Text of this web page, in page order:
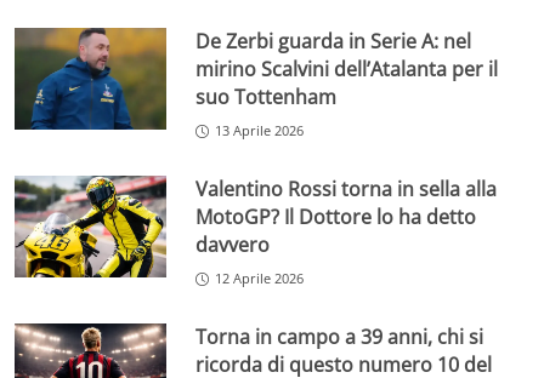
De Zerbi guarda in Serie A: nel
mirino Scalvini dell’Atalanta per il
suo Tottenham
13 Aprile 2026
Valentino Rossi torna in sella alla
MotoGP? Il Dottore lo ha detto
davvero
12 Aprile 2026
Torna in campo a 39 anni, chi si
ricorda di questo numero 10 del